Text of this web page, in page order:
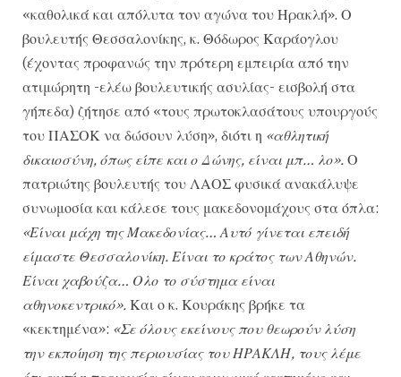
«καθολικά και απόλυτα τον αγώνα του Ηρακλή». Ο
βουλευτής Θεσσαλονίκης, κ. Θόδωρος Καράογλου
(έχοντας προφανώς την πρότερη εμπειρία από την
ατιμώρητη -ελέω βουλευτικής ασυλίας- εισβολή στα
γήπεδα) ζήτησε από «τους πρωτοκλασάτους υπουργούς
του ΠΑΣΟΚ να δώσουν λύση», διότι η «αθλητική
δικαιοσύνη, όπως είπε και ο Δώνης, είναι μπ… λο». Ο
πατριώτης βουλευτής του ΛΑΟΣ φυσικά ανακάλυψε
συνωμοσία και κάλεσε τους μακεδονομάχους στα όπλα:
«Είναι μάχη της Μακεδονίας… Αυτό γίνεται επειδή
είμαστε Θεσσαλονίκη. Είναι το κράτος των Αθηνών.
Είναι χαβούζα… Ολο το σύστημα είναι
αθηνοκεντρικό». Και ο κ. Κουράκης βρήκε τα
«κεκτημένα»: «Σε όλους εκείνους που θεωρούν λύση
την εκποίηση της περιουσίας του ΗΡΑΚΛΗ, τους λέμε